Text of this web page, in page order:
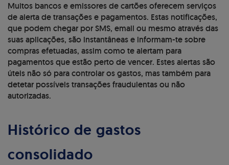
Muitos bancos e emissores de cartões oferecem serviços
de alerta de transações e pagamentos. Estas notificações,
que podem chegar por SMS, email ou mesmo através das
suas aplicações, são instantâneas e informam-te sobre
compras efetuadas, assim como te alertam para
pagamentos que estão perto de vencer. Estes alertas são
úteis não só para controlar os gastos, mas também para
detetar possíveis transações fraudulentas ou não
autorizadas.
Histórico de gastos
consolidado